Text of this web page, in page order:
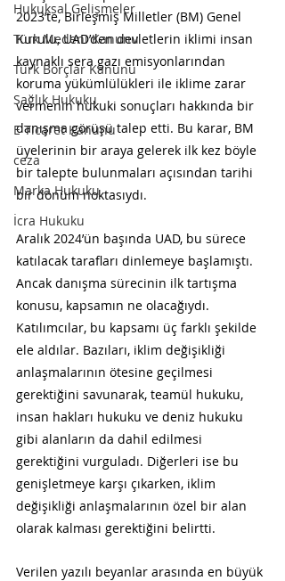
Hukuksal Gelişmeler
Türk Medeni Kanunu
Türk Borçlar Kanunu
Sağlık Hukuku
E Ticaret Kanunu
ceza
Marka Hukuku
İcra Hukuku
2023’te, Birleşmiş Milletler (BM) Genel
Kurulu, UAD’den devletlerin iklimi insan
kaynaklı sera gazı emisyonlarından
koruma yükümlülükleri ile iklime zarar
vermenin hukuki sonuçları hakkında bir
danışma görüşü talep etti. Bu karar, BM
üyelerinin bir araya gelerek ilk kez böyle
bir talepte bulunmaları açısından tarihi
bir dönüm noktasıydı.
Aralık 2024’ün başında UAD, bu sürece
katılacak tarafları dinlemeye başlamıştı.
Ancak danışma sürecinin ilk tartışma
konusu, kapsamın ne olacağıydı.
Katılımcılar, bu kapsamı üç farklı şekilde
ele aldılar. Bazıları, iklim değişikliği
anlaşmalarının ötesine geçilmesi
gerektiğini savunarak, teamül hukuku,
insan hakları hukuku ve deniz hukuku
gibi alanların da dahil edilmesi
gerektiğini vurguladı. Diğerleri ise bu
genişletmeye karşı çıkarken, iklim
değişikliği anlaşmalarının özel bir alan
olarak kalması gerektiğini belirtti.
Verilen yazılı beyanlar arasında en büyük